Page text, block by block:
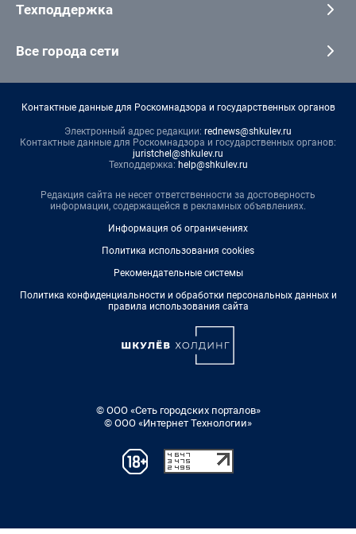
Техподдержка
Все города сети
Контактные данные для Роскомнадзора и государственных органов
Электронный адрес редакции: rednews@shkulev.ru
Контактные данные для Роскомнадзора и государственных органов:
juristchel@shkulev.ru
Техподдержка: help@shkulev.ru
Редакция сайта не несет ответственности за достоверность
информации, содержащейся в рекламных объявлениях.
Информация об ограничениях
Политика использования cookies
Рекомендательные системы
Политика конфиденциальности и обработки персональных данных и
правила использования сайта
© ООО «Сеть городских порталов»
© ООО «Интернет Технологии»